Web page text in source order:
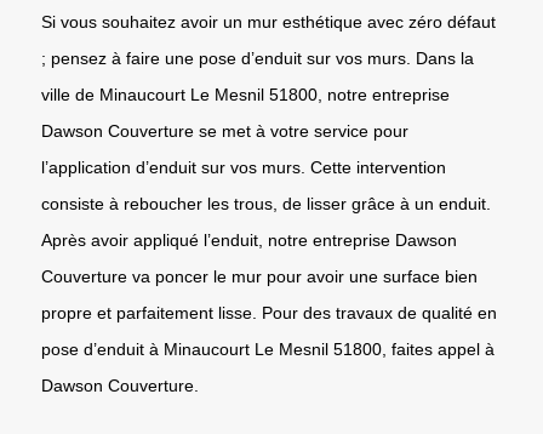
Si vous souhaitez avoir un mur esthétique avec zéro défaut
; pensez à faire une pose d’enduit sur vos murs. Dans la
ville de Minaucourt Le Mesnil 51800, notre entreprise
Dawson Couverture se met à votre service pour
l’application d’enduit sur vos murs. Cette intervention
consiste à reboucher les trous, de lisser grâce à un enduit.
Après avoir appliqué l’enduit, notre entreprise Dawson
Couverture va poncer le mur pour avoir une surface bien
propre et parfaitement lisse. Pour des travaux de qualité en
pose d’enduit à Minaucourt Le Mesnil 51800, faites appel à
Dawson Couverture.